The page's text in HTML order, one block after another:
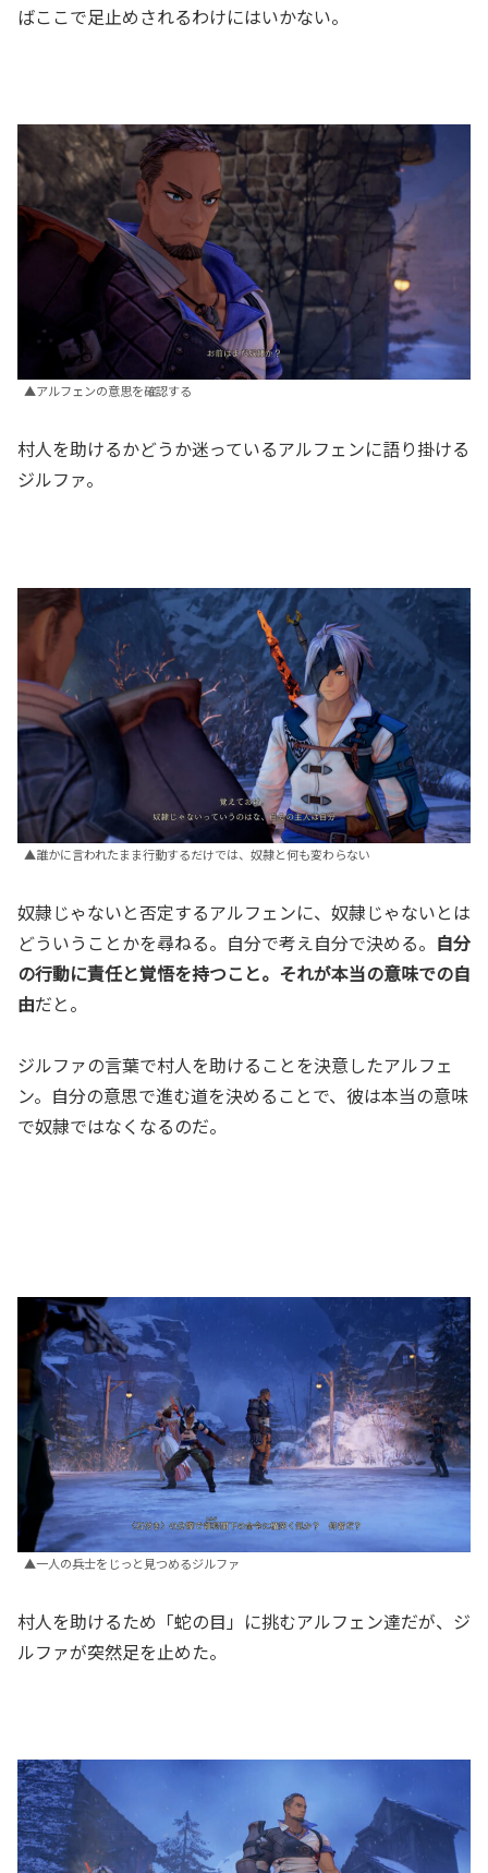
ばここで足止めされるわけにはいかない。
▲アルフェンの意思を確認する
村人を助けるかどうか迷っているアルフェンに語り掛ける
ジルファ。
▲誰かに言われたまま行動するだけでは、奴隷と何も変わらない
奴隷じゃないと否定するアルフェンに、奴隷じゃないとは
どういうことかを尋ねる。自分で考え自分で決める。 自分
の行動に責任と覚悟を持つこと。それが本当の意味での自
由だと。
ジルファの言葉で村人を助けることを決意したアルフェ
ン。自分の意思で進む道を決めることで、彼は本当の意味
で奴隷ではなくなるのだ。
▲一人の兵士をじっと見つめるジルファ
村人を助けるため「蛇の目」に挑むアルフェン達だが、ジ
ルファが突然足を止めた。